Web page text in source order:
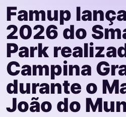
Convocação
Certificados
Programação
Inscrição de Cases
Famup
2026 do
Park
Campina
durante o
João do